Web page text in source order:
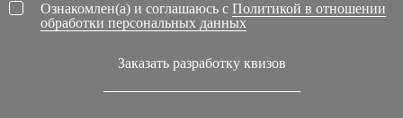
Ознакомлен(а) и соглашаюсь с Политикой в отношении
обработки персональных данных
Заказать разработку квизов